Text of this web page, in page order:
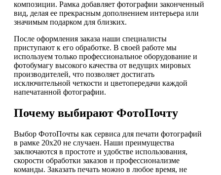
композиции. Рамка добавляет фотографии законченный
вид, делая ее прекрасным дополнением интерьера или
значимым подарком для близких.
После оформления заказа наши специалисты
приступают к его обработке. В своей работе мы
используем только профессиональное оборудование и
фотобумагу высокого качества от ведущих мировых
производителей, что позволяет достигать
исключительной четкости и цветопередачи каждой
напечатанной фотографии.
Почему выбирают ФотоПочту
Выбор ФотоПочты как сервиса для печати фотографий
в рамке 20х20 не случаен. Наши преимущества
заключаются в простоте и удобстве использования,
скорости обработки заказов и профессионализме
команды. Заказать печать можно в любое время, не